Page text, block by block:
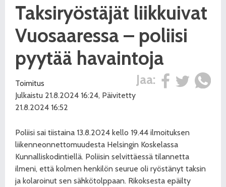
Taksiryöstäjät liikkuivat
Vuosaaressa – poliisi
pyytää havaintoja
Jaa:
Toimitus
Julkaistu 21.8.2024 16:24, Päivitetty
21.8.2024 16:52
Poliisi sai tiistaina 13.8.2024 kello 19.44 ilmoituksen
liikenneonnettomuudesta Helsingin Koskelassa
Kunnalliskodintiellä. Poliisin selvittäessä tilannetta
ilmeni, että kolmen henkilön seurue oli ryöstänyt taksin
ja kolaroinut sen sähkötolppaan. Rikoksesta epäilty